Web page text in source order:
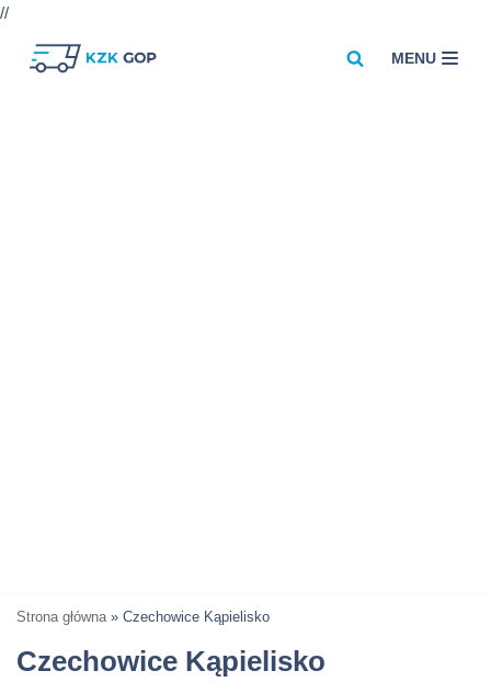
//
MENU
Strona główna » Czechowice Kąpielisko
Czechowice Kąpielisko